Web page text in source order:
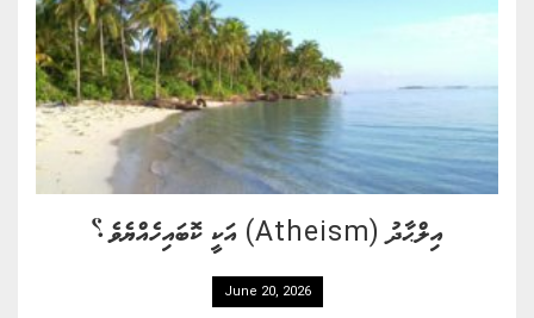
އިލްޙާދު (Atheism) އަކީ ކޮބައިހެއްޔެވެ؟
June 20, 2026